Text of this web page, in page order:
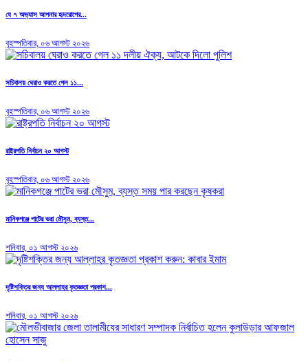
যে ৭ অভ্যাস আপনার হৃদরোগের...
বৃহস্পতিবার, ০৬ আগস্ট ২০২৬
সচিবালয় ঘেরাও করতে গেল ১১...
বৃহস্পতিবার, ০৬ আগস্ট ২০২৬
রাষ্ট্রপতি নির্বাচন ২০ আগস্ট
বৃহস্পতিবার, ০৬ আগস্ট ২০২৬
মানিকগঞ্জে পাটের ভরা মৌসুম, ব্যস্ত...
শনিবার, ০১ আগস্ট ২০২৬
দৃষ্টিশক্তির জন্য আল্লাহর কৃতজ্ঞতা প্রকাশ...
শনিবার, ০১ আগস্ট ২০২৬